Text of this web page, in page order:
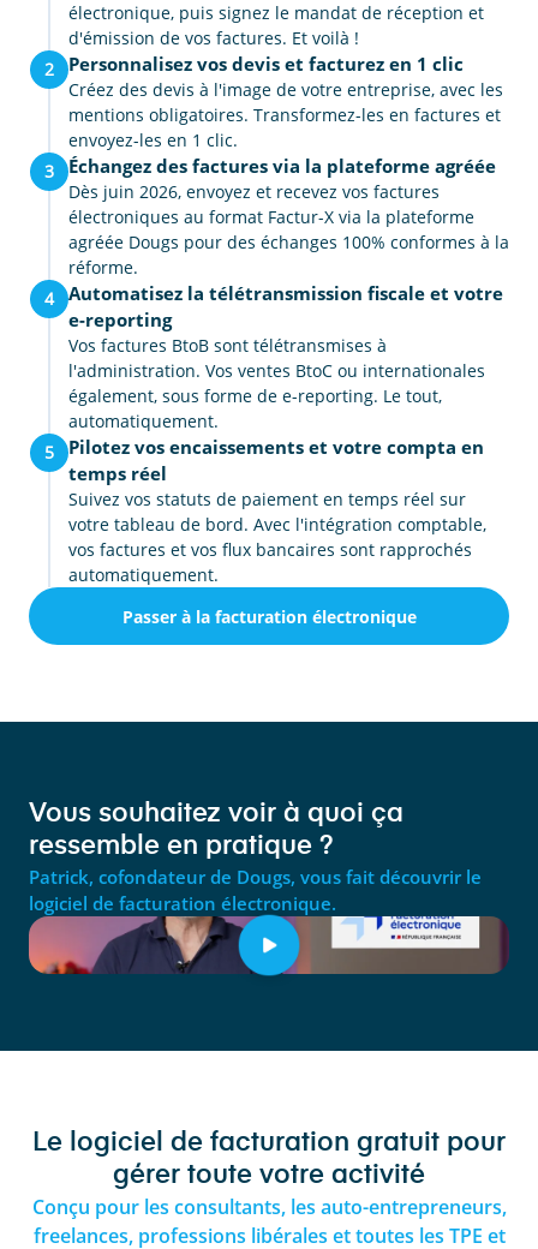
électronique, puis signez le mandat de réception et
d'émission de vos factures. Et voilà !
2
Personnalisez vos devis et facturez en 1 clic
Créez des devis à l'image de votre entreprise, avec les
mentions obligatoires. Transformez-les en factures et
envoyez-les en 1 clic.
3
Échangez des factures via la plateforme agréée
Dès juin 2026, envoyez et recevez vos factures
électroniques au format Factur-X via la plateforme
agréée Dougs pour des échanges 100% conformes à la
réforme.
4
Automatisez la télétransmission fiscale et votre
e-reporting
Vos factures BtoB sont télétransmises à
l'administration. Vos ventes BtoC ou internationales
également, sous forme de e-reporting. Le tout,
automatiquement.
5
Pilotez vos encaissements et votre compta en
temps réel
Suivez vos statuts de paiement en temps réel sur
votre tableau de bord. Avec l'intégration comptable,
vos factures et vos flux bancaires sont rapprochés
automatiquement.
Passer à la facturation électronique
Vous souhaitez voir à quoi ça
ressemble en pratique ?
Patrick, cofondateur de Dougs, vous fait découvrir le
logiciel de facturation électronique.
Le logiciel de facturation gratuit pour
gérer toute votre activité
Conçu pour les consultants, les auto-entrepreneurs,
freelances, professions libérales et toutes les TPE et